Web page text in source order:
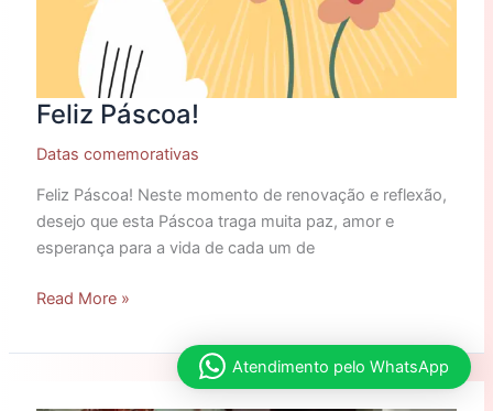
Feliz Páscoa!
Datas comemorativas
Feliz Páscoa! Neste momento de renovação e reflexão,
desejo que esta Páscoa traga muita paz, amor e
esperança para a vida de cada um de
Read More »
Atendimento pelo WhatsApp